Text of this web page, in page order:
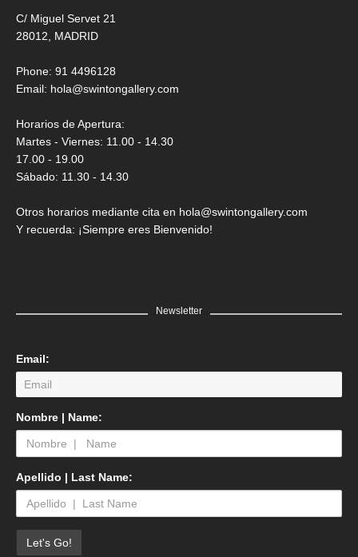
C/ Miguel Servet 21
28012, MADRID
Phone: 91 4496128
Email: hola@swintongallery.com
Horarios de Apertura:
Martes - Viernes: 11.00 - 14.30
17.00 - 19.00
Sábado: 11.30 - 14.30
Otros horarios mediante cita en hola@swintongallery.com
Y recuerda: ¡Siempre eres Bienvenido!
Newsletter
Email:
Nombre | Name:
Apellido | Last Name: